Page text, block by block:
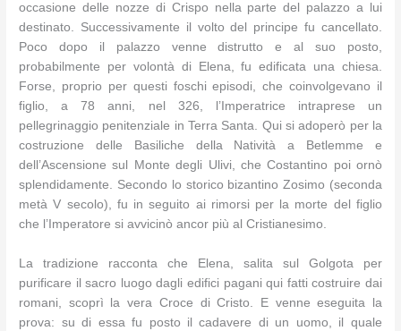
occasione delle nozze di Crispo nella parte del palazzo a lui
destinato. Successivamente il volto del principe fu cancellato.
Poco dopo il palazzo venne distrutto e al suo posto,
probabilmente per volontà di Elena, fu edificata una chiesa.
Forse, proprio per questi foschi episodi, che coinvolgevano il
figlio, a 78 anni, nel 326, l’Imperatrice intraprese un
pellegrinaggio penitenziale in Terra Santa. Qui si adoperò per la
costruzione delle Basiliche della Natività a Betlemme e
dell’Ascensione sul Monte degli Ulivi, che Costantino poi ornò
splendidamente. Secondo lo storico bizantino Zosimo (seconda
metà V secolo), fu in seguito ai rimorsi per la morte del figlio
che l’Imperatore si avvicinò ancor più al Cristianesimo.
La tradizione racconta che Elena, salita sul Golgota per
purificare il sacro luogo dagli edifici pagani qui fatti costruire dai
romani, scoprì la vera Croce di Cristo. E venne eseguita la
prova: su di essa fu posto il cadavere di un uomo, il quale